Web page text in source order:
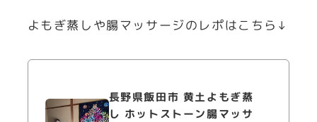
よもぎ蒸しや腸マッサージのレポはこちら↓
長野県飯田市 黄土よもぎ蒸
し ホットストーン腸マッサ